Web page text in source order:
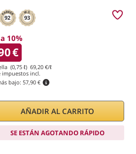
92 93
10%
€
(0,75 ℓ) 69,20 €/ℓ
impuestos incl.
bajo: 57,90 €
AÑADIR AL CARRITO
SE ESTÁN AGOTANDO RÁPIDO